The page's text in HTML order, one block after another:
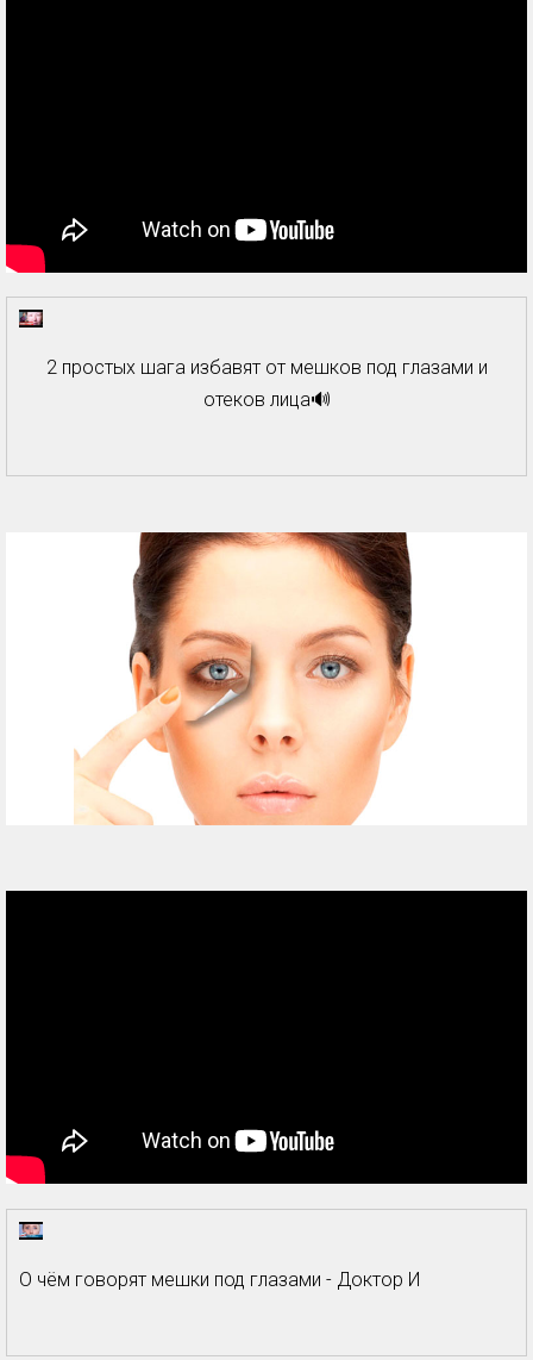
2 простых шага избавят от мешков под глазами и
отеков лица🔊
О чём говорят мешки под глазами - Доктор И